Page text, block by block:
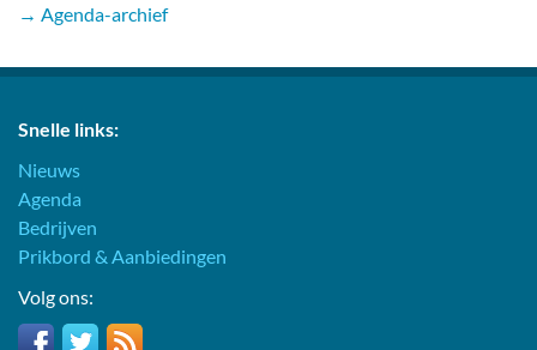
→ Agenda-archief
Snelle links:
Nieuws
Agenda
Bedrijven
Prikbord & Aanbiedingen
Volg ons: